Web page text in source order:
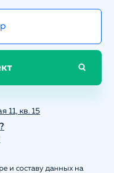
11, кв. 15
и составу данных на